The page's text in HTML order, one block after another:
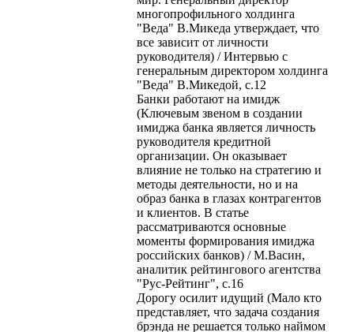
многопрофильного холдинга
"Веда" В.Микеда утверждает, что
все зависит от личности
руководителя) / Интервью с
генеральным директором холдинга
"Веда" В.Микедой, с.12
Банки работают на имидж
(Ключевым звеном в создании
имиджа банка является личность
руководителя кредитной
организации. Он оказывает
влияние не только на стратегию и
методы деятельности, но и на
образ банка в глазах контрагентов
и клиентов. В статье
рассматриваются основные
моменты формирования имиджа
российских банков) / М.Васин,
аналитик рейтингового агентства
"Рус-Рейтинг", с.16
Дорогу осилит идущий (Мало кто
представляет, что задача создания
брэнда не решается только наймом